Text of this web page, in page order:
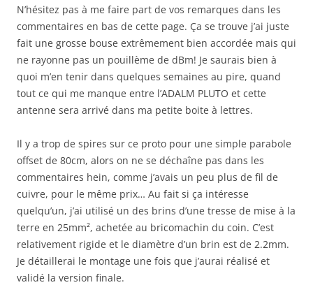
N’hésitez pas à me faire part de vos remarques dans les
commentaires en bas de cette page. Ça se trouve j’ai juste
fait une grosse bouse extrêmement bien accordée mais qui
ne rayonne pas un pouillème de dBm! Je saurais bien à
quoi m’en tenir dans quelques semaines au pire, quand
tout ce qui me manque entre l’ADALM PLUTO et cette
antenne sera arrivé dans ma petite boite à lettres.
Il y a trop de spires sur ce proto pour une simple parabole
offset de 80cm, alors on ne se déchaîne pas dans les
commentaires hein, comme j’avais un peu plus de fil de
cuivre, pour le même prix… Au fait si ça intéresse
quelqu’un, j’ai utilisé un des brins d’une tresse de mise à la
terre en 25mm², achetée au bricomachin du coin. C’est
relativement rigide et le diamètre d’un brin est de 2.2mm.
Je détaillerai le montage une fois que j’aurai réalisé et
validé la version finale.